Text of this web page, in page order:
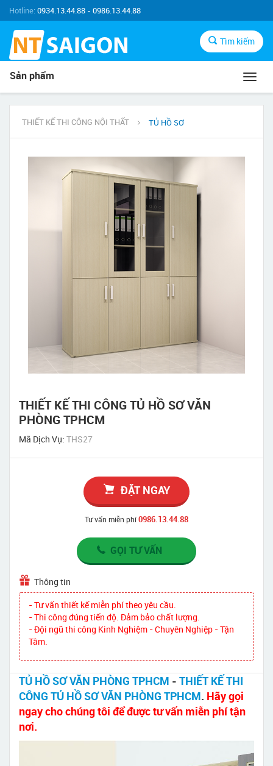
Hotline:0934.13.44.88 - 0986.13.44.88
Tìm kiếm
Sản phẩm
THIẾT KẾ THI CÔNG NỘI THẤT TỦ HỒ SƠ
THIẾT KẾ THI CÔNG TỦ HỒ SƠ VĂN
PHÒNG TPHCM
Mã Dịch Vụ: THS27
ĐẶT NGAY
Tư vấn miễn phí0986.13.44.88
GỌI TƯ VẤN
Thông tin
- Tư vấn thiết kế miễn phí theo yêu cầu.
- Thi công đúng tiến độ. Đảm bảo chất lượng.
- Đội ngũ thi công Kinh Nghiệm - Chuyên Nghiệp - Tận
Tâm.
TỦ HỒ SƠ VĂN PHÒNG TPHCM - THIẾT KẾ THI
CÔNG TỦ HỒ SƠ VĂN PHÒNG TPHCM. Hãy gọi
ngay cho chúng tôi để được tư vấn miễn phí tận
nơi.